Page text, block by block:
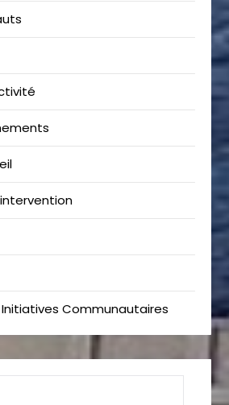
Communautaires